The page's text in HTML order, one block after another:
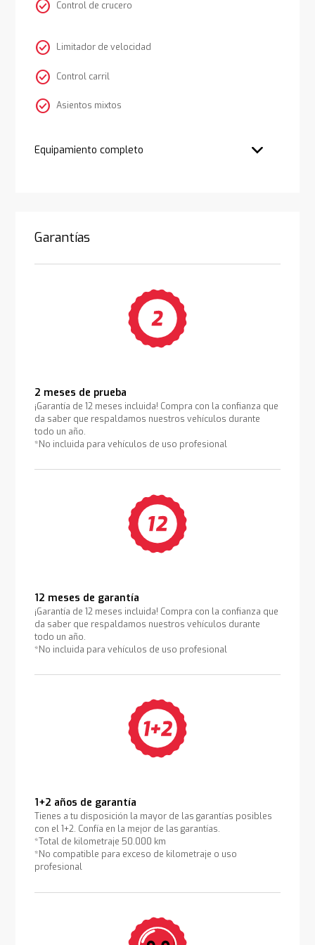
check_circle Control de crucero
check_circle Limitador de velocidad
check_circle Control carril
check_circle Asientos mixtos
Equipamiento completo
Garantías
2 meses de prueba
¡Garantía de 12 meses incluida! Compra con la confianza que
da saber que respaldamos nuestros vehículos durante
todo un año.
*No incluida para vehículos de uso profesional
12 meses de garantía
¡Garantía de 12 meses incluida! Compra con la confianza que
da saber que respaldamos nuestros vehículos durante
todo un año.
*No incluida para vehículos de uso profesional
1+2 años de garantía
Tienes a tu disposición la mayor de las garantías posibles
con el 1+2. Confía en la mejor de las garantías.
*Total de kilometraje 50.000 km
*No compatible para exceso de kilometraje o uso
profesional